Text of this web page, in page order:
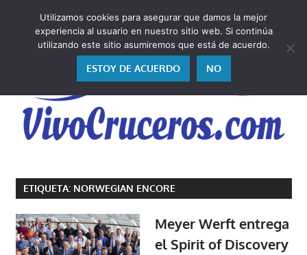
contenido
cruceros
como
los
ETIQUETA: NORWEGIAN ENCORE
Meyer Werft entrega
el Spirit of Discovery
Utilizamos cookies para asegurar que damos la mejor
experiencia al usuario en nuestro sitio web. Si continúa
utilizando este sitio asumiremos que está de acuerdo.
ESTOY DE ACUERDO NO